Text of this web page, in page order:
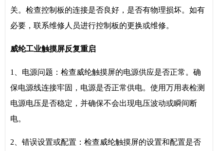
关。检查控制板的连接是否良好，是否有物理损坏。如有
必要，联系维修人员进行控制板的更换或维修。
威纶工业触摸屏反复重启
1、电源问题：检查威纶触摸屏的电源供应是否正常。确
保电源线连接牢固，电源是否正常供电。使用万用表检测
电源电压是否稳定，并确保不会出现电压波动或瞬间断
电。
2、错误设置或配置：检查威纶触摸屏的设置和配置是否